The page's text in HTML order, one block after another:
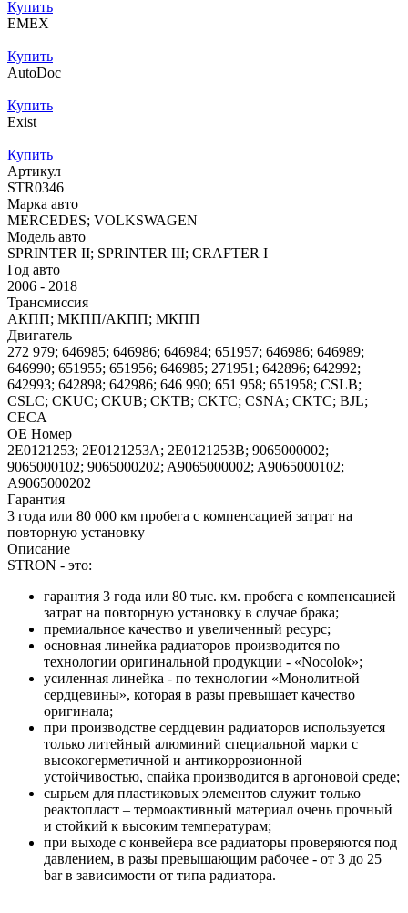
Купить
EMEX
Купить
AutoDoc
Купить
Exist
Купить
Артикул
STR0346
Марка авто
MERCEDES; VOLKSWAGEN
Модель авто
SPRINTER II; SPRINTER III; CRAFTER I
Год авто
2006 - 2018
Трансмиссия
АКПП; МКПП/АКПП; МКПП
Двигатель
272 979; 646985; 646986; 646984; 651957; 646986; 646989;
646990; 651955; 651956; 646985; 271951; 642896; 642992;
642993; 642898; 642986; 646 990; 651 958; 651958; CSLB;
CSLC; CKUC; CKUB; CKTB; CKTC; CSNA; CKTC; BJL;
CECA
OE Номер
2E0121253; 2E0121253A; 2E0121253B; 9065000002;
9065000102; 9065000202; A9065000002; A9065000102;
A9065000202
Гарантия
3 года или 80 000 км пробега с компенсацией затрат на
повторную установку
Описание
STRON - это:
гарантия 3 года или 80 тыс. км. пробега с компенсацией
затрат на повторную установку в случае брака;
премиальное качество и увеличенный ресурс;
основная линейка радиаторов производится по
технологии оригинальной продукции - «Nocolok»;
усиленная линейка - по технологии «Монолитной
сердцевины», которая в разы превышает качество
оригинала;
при производстве сердцевин радиаторов используется
только литейный алюминий специальной марки с
высокогерметичной и антикоррозионной
устойчивостью, спайка производится в аргоновой среде;
сырьем для пластиковых элементов служит только
реактопласт – термоактивный материал очень прочный
и стойкий к высоким температурам;
при выходе с конвейера все радиаторы проверяются под
давлением, в разы превышающим рабочее - от 3 до 25
bar в зависимости от типа радиатора.